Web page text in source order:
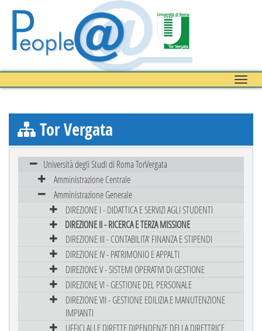
Toggle
Tor Vergata
Università degli Studi di Roma TorVergata
Amministrazione Centrale
Amministrazione Generale
DIREZIONE I - DIDATTICA E SERVIZI AGLI STUDENTI
DIREZIONE II - RICERCA E TERZA MISSIONE
DIREZIONE III - CONTABILITA' FINANZA E STIPENDI
DIREZIONE IV - PATRIMONIO E APPALTI
DIREZIONE V - SISTEMI OPERATIVI DI GESTIONE
DIREZIONE VI - GESTIONE DEL PERSONALE
DIREZIONE VII - GESTIONE EDILIZIA E MANUTENZIONE
IMPIANTI
UFFICI ALLE DIRETTE DIPENDENZE DELLA DIRETTRICE